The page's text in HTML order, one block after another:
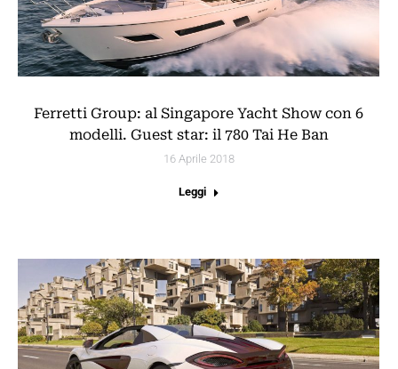
Ferretti Group: al Singapore Yacht Show con 6
modelli. Guest star: il 780 Tai He Ban
16 Aprile 2018
Leggi